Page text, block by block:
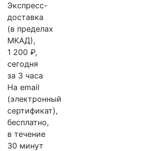
Экспресс-
доставка
(в пределах
МКАД),
1 200 ₽,
сегодня
за 3 часа
На email
(электронный
сертификат),
бесплатно,
в течение
30 минут